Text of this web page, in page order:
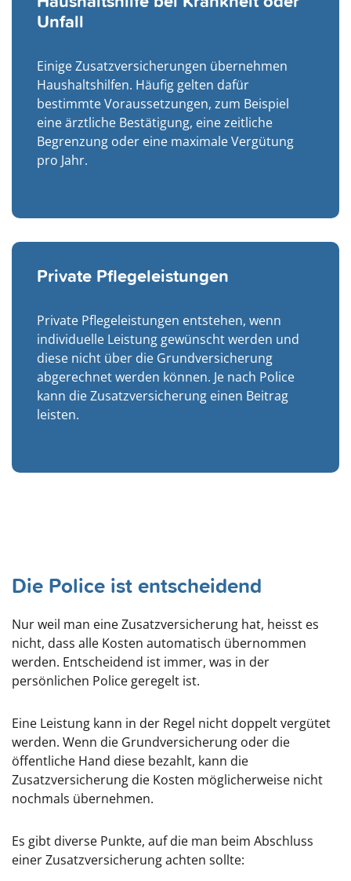
Unfall
Einige Zusatzversicherungen übernehmen
Haushaltshilfen. Häufig gelten dafür
bestimmte Voraussetzungen, zum Beispiel
eine ärztliche Bestätigung, eine zeitliche
Begrenzung oder eine maximale Vergütung
pro Jahr.
Private Pflegeleistungen
Private Pflegeleistungen entstehen, wenn
individuelle Leistung gewünscht werden und
diese nicht über die Grundversicherung
abgerechnet werden können. Je nach Police
kann die Zusatzversicherung einen Beitrag
leisten.
Die Police ist entscheidend
Nur weil man eine Zusatzversicherung hat, heisst es
nicht, dass alle Kosten automatisch übernommen
werden. Entscheidend ist immer, was in der
persönlichen Police geregelt ist.
Eine Leistung kann in der Regel nicht doppelt vergütet
werden. Wenn die Grundversicherung oder die
öffentliche Hand diese bezahlt, kann die
Zusatzversicherung die Kosten möglicherweise nicht
nochmals übernehmen.
Es gibt diverse Punkte, auf die man beim Abschluss
einer Zusatzversicherung achten sollte: